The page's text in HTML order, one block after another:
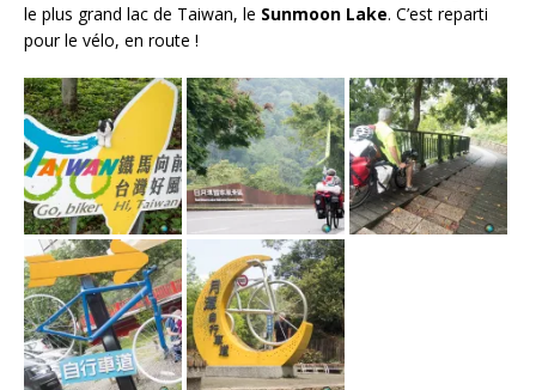
le plus grand lac de Taiwan, le Sunmoon Lake. C’est reparti
pour le vélo, en route !